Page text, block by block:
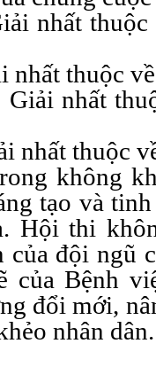
thuộc
thuộc về
nhất thuộc
thuộc về
không
tạo và
Hội thi
của đội ngũ
của Bệnh
đổi mới,
nhân dân.